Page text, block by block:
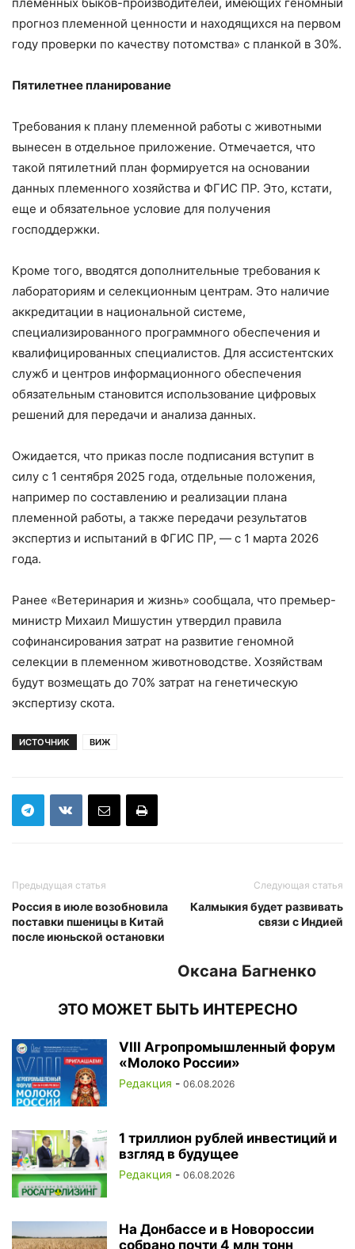
прогноз племенной ценности и находящихся на первом
году проверки по качеству потомства» с планкой в 30%.
Пятилетнее планирование
Требования к плану племенной работы с животными
вынесен в отдельное приложение. Отмечается, что
такой пятилетний план формируется на основании
данных племенного хозяйства и ФГИС ПР. Это, кстати,
еще и обязательное условие для получения
господдержки.
Кроме того, вводятся дополнительные требования к
лабораториям и селекционным центрам. Это наличие
аккредитации в национальной системе,
специализированного программного обеспечения и
квалифицированных специалистов. Для ассистентских
служб и центров информационного обеспечения
обязательным становится использование цифровых
решений для передачи и анализа данных.
Ожидается, что приказ после подписания вступит в
силу с 1 сентября 2025 года, отдельные положения,
например по составлению и реализации плана
племенной работы, а также передачи результатов
экспертиз и испытаний в ФГИС ПР, — с 1 марта 2026
года.
Ранее «Ветеринария и жизнь» сообщала, что премьер-
министр Михаил Мишустин утвердил правила
софинансирования затрат на развитие геномной
селекции в племенном животноводстве. Хозяйствам
будут возмещать до 70% затрат на генетическую
экспертизу скота.
ИСТОЧНИК ВИЖ
Предыдущая статья
Россия в июле возобновила
поставки пшеницы в Китай
после июньской остановки
Следующая статья
Калмыкия будет развивать
связи с Индией
Оксана Багненко
ЭТО МОЖЕТ БЫТЬ ИНТЕРЕСНО
VIII Агропромышленный форум
«Молоко России»
Редакция - 06.08.2026
1 триллион рублей инвестиций и
взгляд в будущее
Редакция - 06.08.2026
На Донбассе и в Новороссии
собрано почти 4 млн тонн